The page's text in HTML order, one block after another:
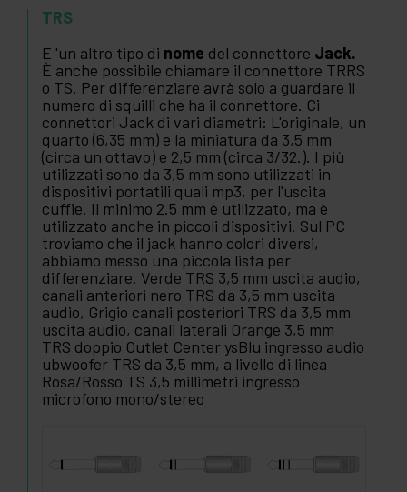
TRS
E 'un altro tipo di nome del connettore Jack.
È anche possibile chiamare il connettore TRRS
o TS. Per differenziare avrà solo a guardare il
numero di squilli che ha il connettore. Ci
connettori Jack di vari diametri: L'originale, un
quarto (6,35 mm) e la miniatura da 3,5 mm
(circa un ottavo) e 2,5 mm (circa 3/32.). I più
utilizzati sono da 3,5 mm sono utilizzati in
dispositivi portatili quali mp3, per l'uscita
cuffie. Il minimo 2.5 mm è utilizzato, ma è
utilizzato anche in piccoli dispositivi. Sul PC
troviamo che il jack hanno colori diversi,
abbiamo messo una piccola lista per
differenziare. Verde TRS 3,5 mm uscita audio,
canali anteriori nero TRS da 3,5 mm uscita
audio, Grigio canali posteriori TRS da 3,5 mm
uscita audio, canali laterali Orange 3,5 mm
TRS doppio Outlet Center ysBlu ingresso audio
ubwoofer TRS da 3,5 mm, a livello di linea
Rosa/Rosso TS 3,5 millimetri ingresso
microfono mono/stereo